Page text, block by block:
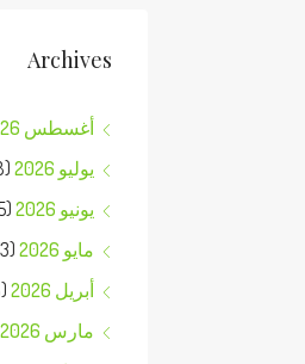
Archives
أغسطس 2026
يوليو 2026
(68)
يونيو 2026
(155)
مايو 2026
(173)
أبريل 2026
(168)
مارس 2026